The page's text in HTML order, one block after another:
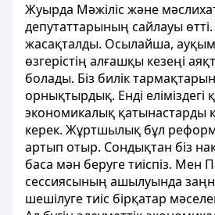
Жуырда Мәжіліс және
депутаттарының сайлауы өтті.
жасақталды. Осылайша,
өзгерістің алғашқы кезеңі
болады. Біз билік
орнықтырдық. Енді еліміздегі
экономикалық қатынастарды
керек. Жұртшылық бұл
артып отыр. Сондықтан біз
баса мән беруге тиіспіз. Мен
сессиясының ашылуында
шешілуге тиіс бірқатар